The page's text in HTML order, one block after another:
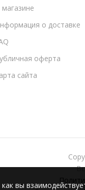
о доставке
оферта
сайта
вы